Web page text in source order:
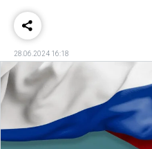
28.06.2024 16:18